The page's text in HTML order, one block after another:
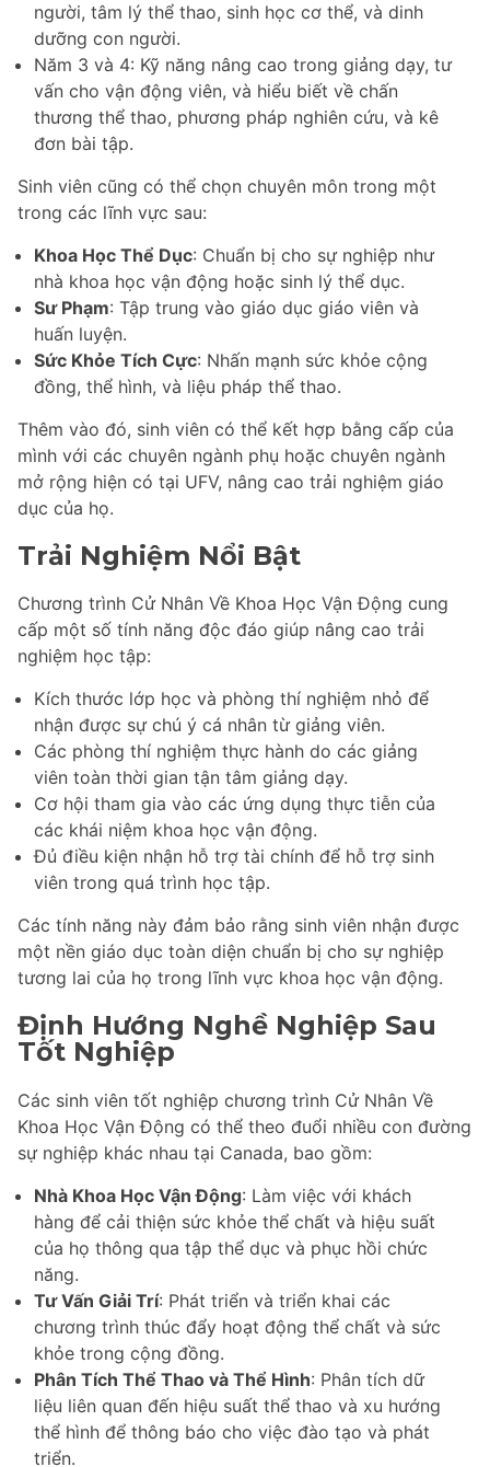
người, tâm lý thể thao, sinh học cơ thể, và dinh
dưỡng con người.
Năm 3 và 4: Kỹ năng nâng cao trong giảng dạy, tư
vấn cho vận động viên, và hiểu biết về chấn
thương thể thao, phương pháp nghiên cứu, và kê
đơn bài tập.
Sinh viên cũng có thể chọn chuyên môn trong một
trong các lĩnh vực sau:
Khoa Học Thể Dục: Chuẩn bị cho sự nghiệp như
nhà khoa học vận động hoặc sinh lý thể dục.
Sư Phạm: Tập trung vào giáo dục giáo viên và
huấn luyện.
Sức Khỏe Tích Cực: Nhấn mạnh sức khỏe cộng
đồng, thể hình, và liệu pháp thể thao.
Thêm vào đó, sinh viên có thể kết hợp bằng cấp của
mình với các chuyên ngành phụ hoặc chuyên ngành
mở rộng hiện có tại UFV, nâng cao trải nghiệm giáo
dục của họ.
Trải Nghiệm Nổi Bật
Chương trình Cử Nhân Về Khoa Học Vận Động cung
cấp một số tính năng độc đáo giúp nâng cao trải
nghiệm học tập:
Kích thước lớp học và phòng thí nghiệm nhỏ để
nhận được sự chú ý cá nhân từ giảng viên.
Các phòng thí nghiệm thực hành do các giảng
viên toàn thời gian tận tâm giảng dạy.
Cơ hội tham gia vào các ứng dụng thực tiễn của
các khái niệm khoa học vận động.
Đủ điều kiện nhận hỗ trợ tài chính để hỗ trợ sinh
viên trong quá trình học tập.
Các tính năng này đảm bảo rằng sinh viên nhận được
một nền giáo dục toàn diện chuẩn bị cho sự nghiệp
tương lai của họ trong lĩnh vực khoa học vận động.
Định Hướng Nghề Nghiệp Sau
Tốt Nghiệp
Các sinh viên tốt nghiệp chương trình Cử Nhân Về
Khoa Học Vận Động có thể theo đuổi nhiều con đường
sự nghiệp khác nhau tại Canada, bao gồm:
Nhà Khoa Học Vận Động: Làm việc với khách
hàng để cải thiện sức khỏe thể chất và hiệu suất
của họ thông qua tập thể dục và phục hồi chức
năng.
Tư Vấn Giải Trí: Phát triển và triển khai các
chương trình thúc đẩy hoạt động thể chất và sức
khỏe trong cộng đồng.
Phân Tích Thể Thao và Thể Hình: Phân tích dữ
liệu liên quan đến hiệu suất thể thao và xu hướng
thể hình để thông báo cho việc đào tạo và phát
triển.